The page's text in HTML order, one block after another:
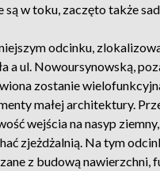
w toku, zaczęto także
odcinku,
a ul. Nowoursynowską,
zostanie
małej architektury.
wejścia na nasyp
zjeżdżalnią. Na tym
z budową nawierzchni,